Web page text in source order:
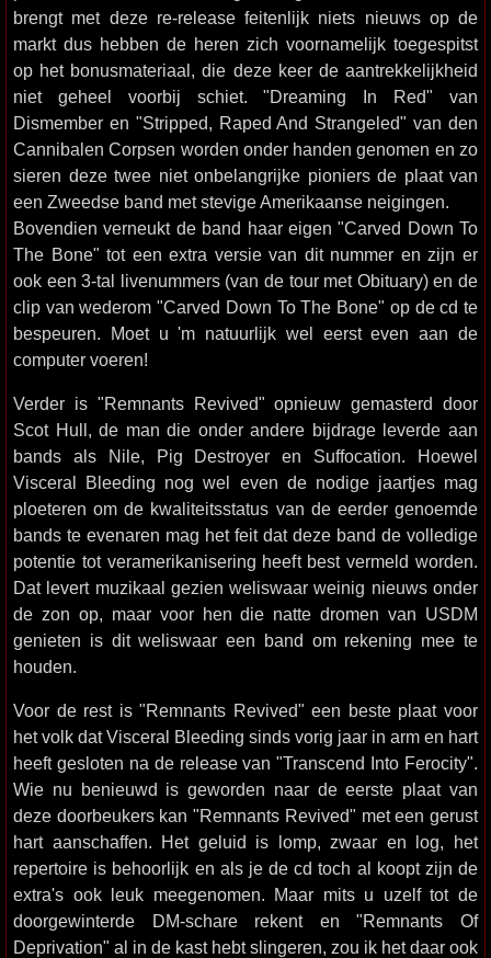
brengt met deze re-release feitenlijk niets nieuws op de
markt dus hebben de heren zich voornamelijk toegespitst
op het bonusmateriaal, die deze keer de aantrekkelijkheid
niet geheel voorbij schiet. "Dreaming In Red" van
Dismember en "Stripped, Raped And Strangeled" van den
Cannibalen Corpsen worden onder handen genomen en zo
sieren deze twee niet onbelangrijke pioniers de plaat van
een Zweedse band met stevige Amerikaanse neigingen.
Bovendien verneukt de band haar eigen "Carved Down To
The Bone" tot een extra versie van dit nummer en zijn er
ook een 3-tal livenummers (van de tour met Obituary) en de
clip van wederom "Carved Down To The Bone" op de cd te
bespeuren. Moet u 'm natuurlijk wel eerst even aan de
computer voeren!
Verder is "Remnants Revived" opnieuw gemasterd door
Scot Hull, de man die onder andere bijdrage leverde aan
bands als Nile, Pig Destroyer en Suffocation. Hoewel
Visceral Bleeding nog wel even de nodige jaartjes mag
ploeteren om de kwaliteitsstatus van de eerder genoemde
bands te evenaren mag het feit dat deze band de volledige
potentie tot veramerikanisering heeft best vermeld worden.
Dat levert muzikaal gezien weliswaar weinig nieuws onder
de zon op, maar voor hen die natte dromen van USDM
genieten is dit weliswaar een band om rekening mee te
houden.
Voor de rest is "Remnants Revived" een beste plaat voor
het volk dat Visceral Bleeding sinds vorig jaar in arm en hart
heeft gesloten na de release van "Transcend Into Ferocity".
Wie nu benieuwd is geworden naar de eerste plaat van
deze doorbeukers kan "Remnants Revived" met een gerust
hart aanschaffen. Het geluid is lomp, zwaar en log, het
repertoire is behoorlijk en als je de cd toch al koopt zijn de
extra's ook leuk meegenomen. Maar mits u uzelf tot de
doorgewinterde DM-schare rekent en "Remnants Of
Deprivation" al in de kast hebt slingeren, zou ik het daar ook